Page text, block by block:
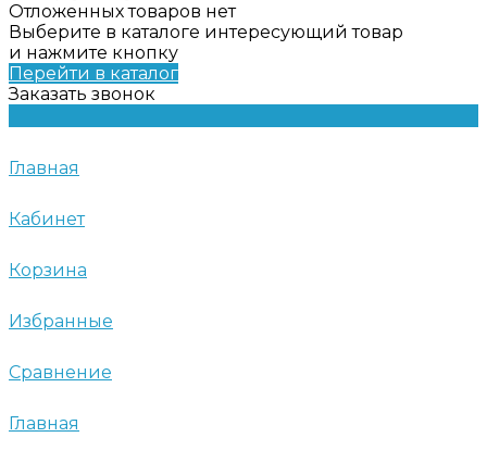
Отложенных товаров нет
Выберите в каталоге интересующий товар
и нажмите кнопку
Перейти в каталог
Заказать звонок
Главная
Кабинет
Корзина
Избранные
Сравнение
Главная